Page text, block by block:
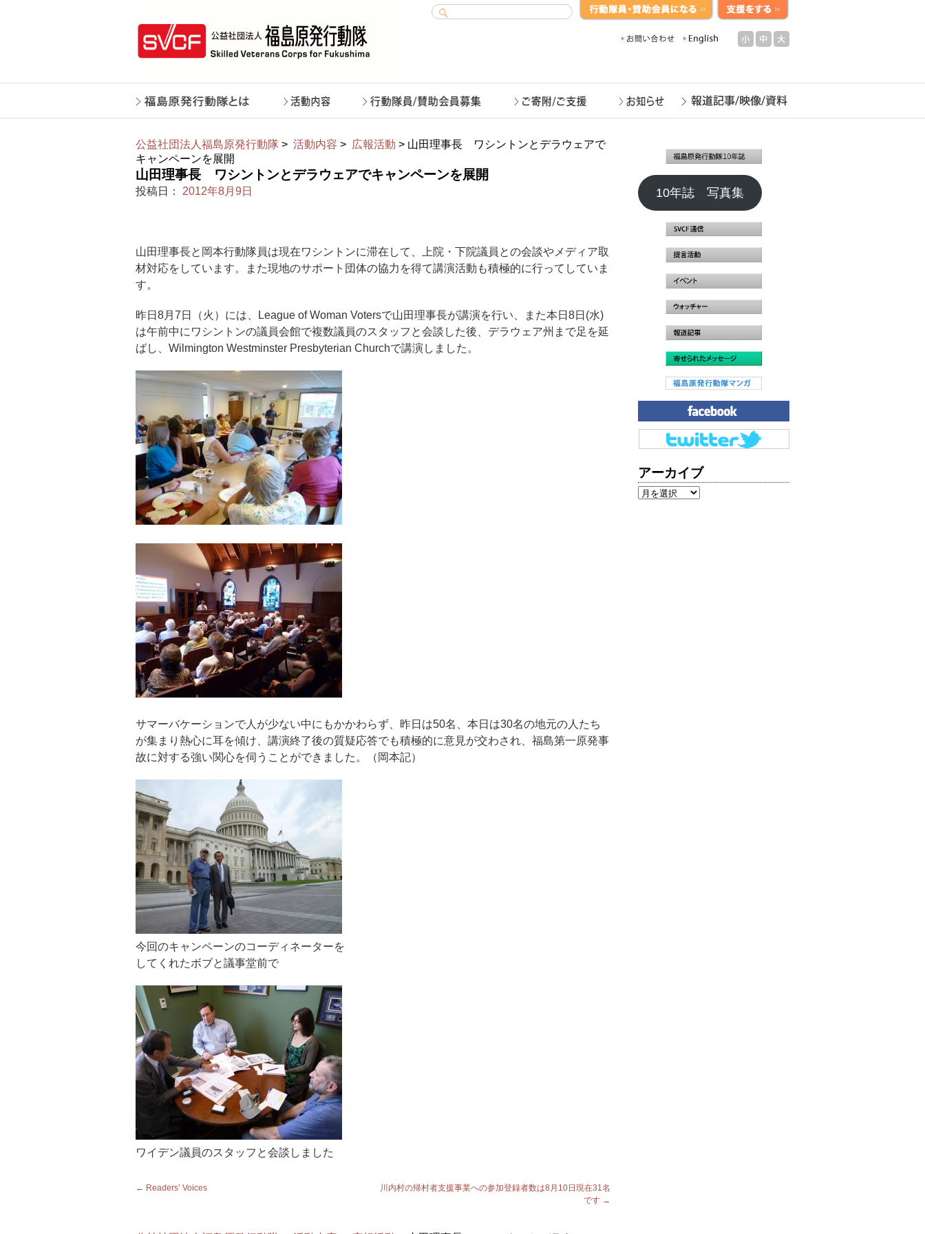
小 中 大
公益社団法人福島原発行動隊 > 活動内容 > 広報活動 > 山田理事長 ワシントンとデラウェアで
キャンペーンを展開
山田理事長 ワシントンとデラウェアでキャンペーンを展開
投稿日： 2012年8月9日
山田理事長と岡本行動隊員は現在ワシントンに滞在して、上院・下院議員との会談やメディア取
材対応をしています。また現地のサポート団体の協力を得て講演活動も積極的に行ってしていま
す。
昨日8月7日（火）には、League of Woman Votersで山田理事長が講演を行い、また本日8日(水)
は午前中にワシントンの議員会館で複数議員のスタッフと会談した後、デラウェア州まで足を延
ばし、Wilmington Westminster Presbyterian Churchで講演しました。
サマーバケーションで人が少ない中にもかかわらず、昨日は50名、本日は30名の地元の人たち
が集まり熱心に耳を傾け、講演終了後の質疑応答でも積極的に意見が交わされ、福島第一原発事
故に対する強い関心を伺うことができました。（岡本記）
今回のキャンペーンのコーディネーターを
してくれたボブと議事堂前で
ワイデン議員のスタッフと会談しました
← Readers’ Voices
川内村の帰村者支援事業への参加登録者数は8月10日現在31名
です →
10年誌 写真集
アーカイブ
ア